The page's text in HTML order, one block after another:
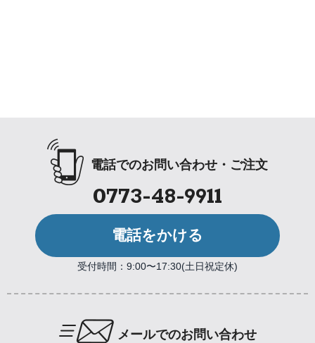
電話でのお問い合わせ・ご注文
0773-48-9911
電話をかける
受付時間：9:00〜17:30(土日祝定休)
メールでのお問い合わせ